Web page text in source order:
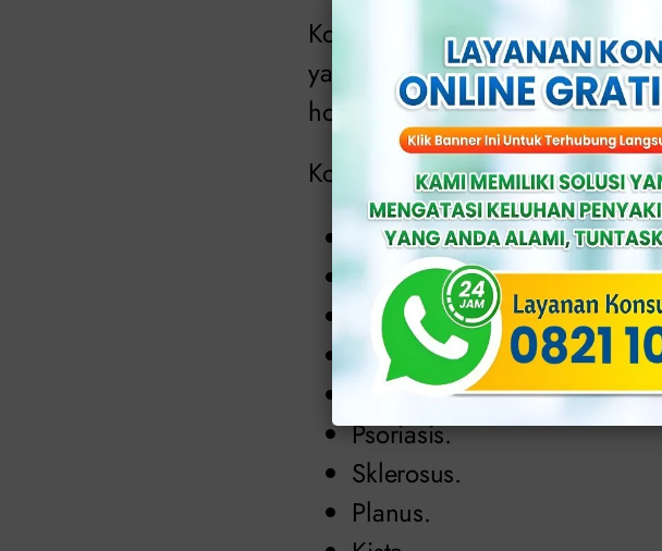
Kondisi pada pria dapat
yang buruk, kondisi kesehatan
hormonal tertentu.
Kondisi kulit kelamin pria yang
Kutil, moluskum dan herpes.
Balanitis.
PenyakitZoon.
Angiokeratoma.
Infeksi kulit.
Psoriasis.
Sklerosus.
Planus.